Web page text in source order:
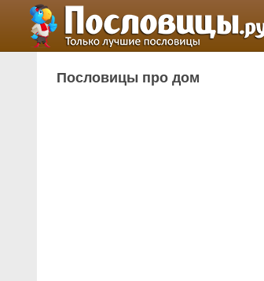
Пословицы про дом